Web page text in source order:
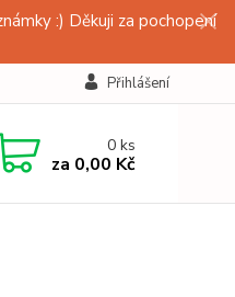
:) Děkuji za pochopení
Přihlášení
0ks
za 0,00 Kč